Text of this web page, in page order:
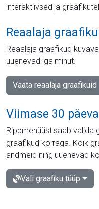
interaktiivsed ja
Reaalaja
Reaalaja graafikud
uuenevad iga minut.
Vaata reaalaja graafikuid
Viimase 30
Rippmenüüst saab valida
graafikud korraga. Kõik
andmeid ning uuenevad
Vali graafiku tüüp